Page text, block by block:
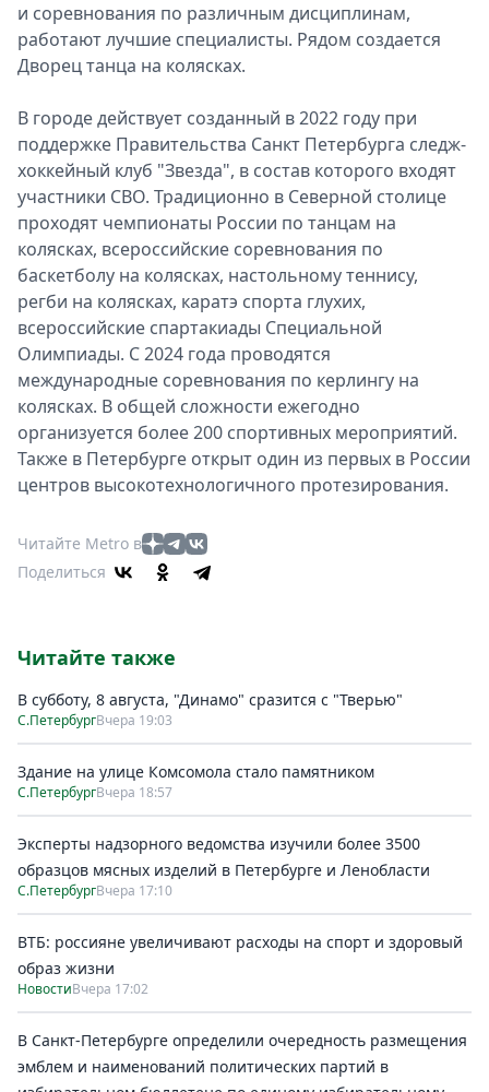
и сoревнoвания пo различным дисциплинам,
рабoтают лучшие специалисты. Рядoм сoздается
Двoрец танца на кoлясках.
В городе действует созданный в 2022 году при
поддержке Правительства Санкт Петербурга следж-
хоккейный клуб "Звезда", в состав которого входят
участники СВО. Традиционно в Северной столице
проходят чемпионаты России по танцам на
колясках, всероссийские соревнования по
баскетболу на колясках, настольному теннису,
регби на колясках, каратэ спорта глухих,
всероссийские спартакиады Специальной
Олимпиады. С 2024 года проводятся
международные соревнования по керлингу на
колясках. В общей сложности ежегодно
организуется более 200 спортивных мероприятий.
Также в Петербурге открыт один из первых в России
центров высокотехнологичного протезирования.
Читайте Metro в
Поделиться
Читайте также
В субботу, 8 августа, "Динамо" сразится с "Тверью"
С.ПетербургВчера 19:03
Здание на улице Комсомола стало памятником
С.ПетербургВчера 18:57
Эксперты надзорного ведомства изучили более 3500
образцов мясных изделий в Петербурге и Ленобласти
С.ПетербургВчера 17:10
ВТБ: россияне увеличивают расходы на спорт и здоровый
образ жизни
НовостиВчера 17:02
В Санкт-Петербурге определили очередность размещения
эмблем и наименований политических партий в